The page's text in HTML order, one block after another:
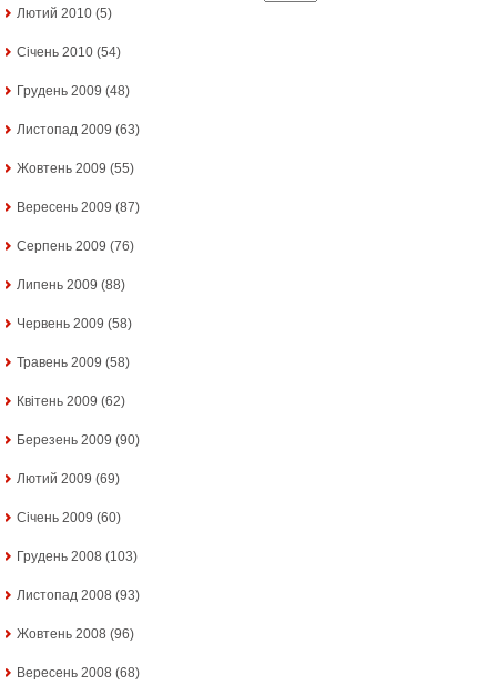
Лютий 2010 (5)
Січень 2010 (54)
Грудень 2009 (48)
Листопад 2009 (63)
Жовтень 2009 (55)
Вересень 2009 (87)
Серпень 2009 (76)
Липень 2009 (88)
Червень 2009 (58)
Травень 2009 (58)
Квітень 2009 (62)
Березень 2009 (90)
Лютий 2009 (69)
Січень 2009 (60)
Грудень 2008 (103)
Листопад 2008 (93)
Жовтень 2008 (96)
Вересень 2008 (68)